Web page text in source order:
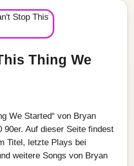
Thing We
We Started“ von Bryan
90er. Auf dieser Seite findest
Titel, letzte Plays bei
weitere Songs von Bryan